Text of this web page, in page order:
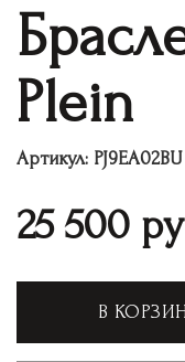
Plein
Артикул: PJ9EA02BU
25 500
В